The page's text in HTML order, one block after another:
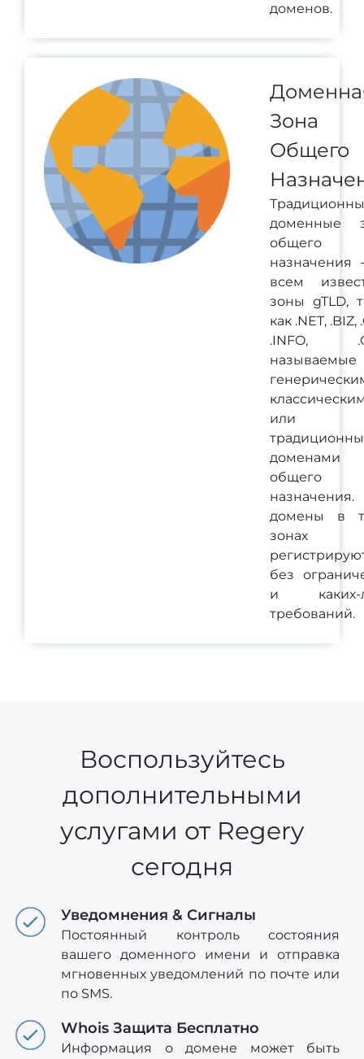
доменов.
Зона
Общего
доменные
общего
назначения
всем
зоны gTLD,
как .NET, .BIZ,
.INFO,
называемые
или
доменами
общего
домены в
зонах
без
и каких-
требований.
Воспользуйтесь
дополнительными
услугами от Regery
сегодня
Уведомнения & Сигналы
Постоянный контроль состояния
вашего доменного имени и отправка
мгновенных уведомлений по почте или
по SMS.
Whois Защита Бесплатно
Информация о домене может быть